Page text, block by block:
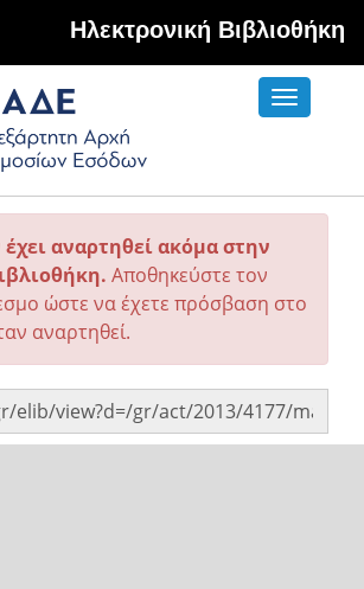
Hλεκτρονική Βιβλιοθήκη
Toggle
αναρτηθεί ακόμα στην
Αποθηκεύστε τον
ώστε να έχετε πρόσβαση στο
αναρτηθεί.